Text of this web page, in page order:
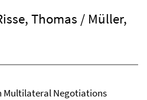
Thomas / Müller,
Multilateral Negotiations